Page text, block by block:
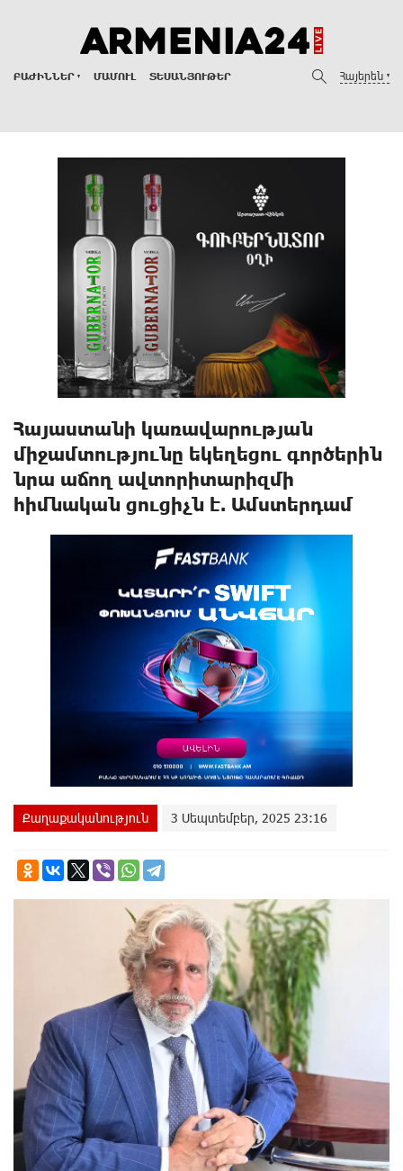
ԲԱԺԻՆՆԵՐ ՄԱՄՈՒԼ ՏԵՍԱՆՅՈՒԹԵՐ Հայերեն
Հայաստանի կառավարության
միջամտությունը եկեղեցու գործերին
նրա աճող ավտորիտարիզմի
հիմնական ցուցիչն է. Ամստերդամ
Քաղաքականություն 3 Սեպտեմբեր, 2025 23:16